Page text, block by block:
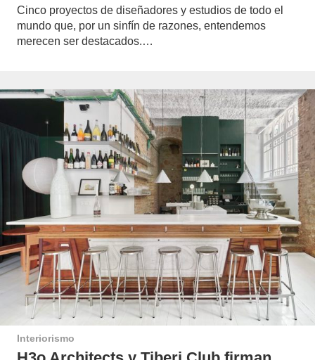
Cinco proyectos de diseñadores y estudios de todo el
mundo que, por un sinfín de razones, entendemos
merecen ser destacados.…
Interiorismo